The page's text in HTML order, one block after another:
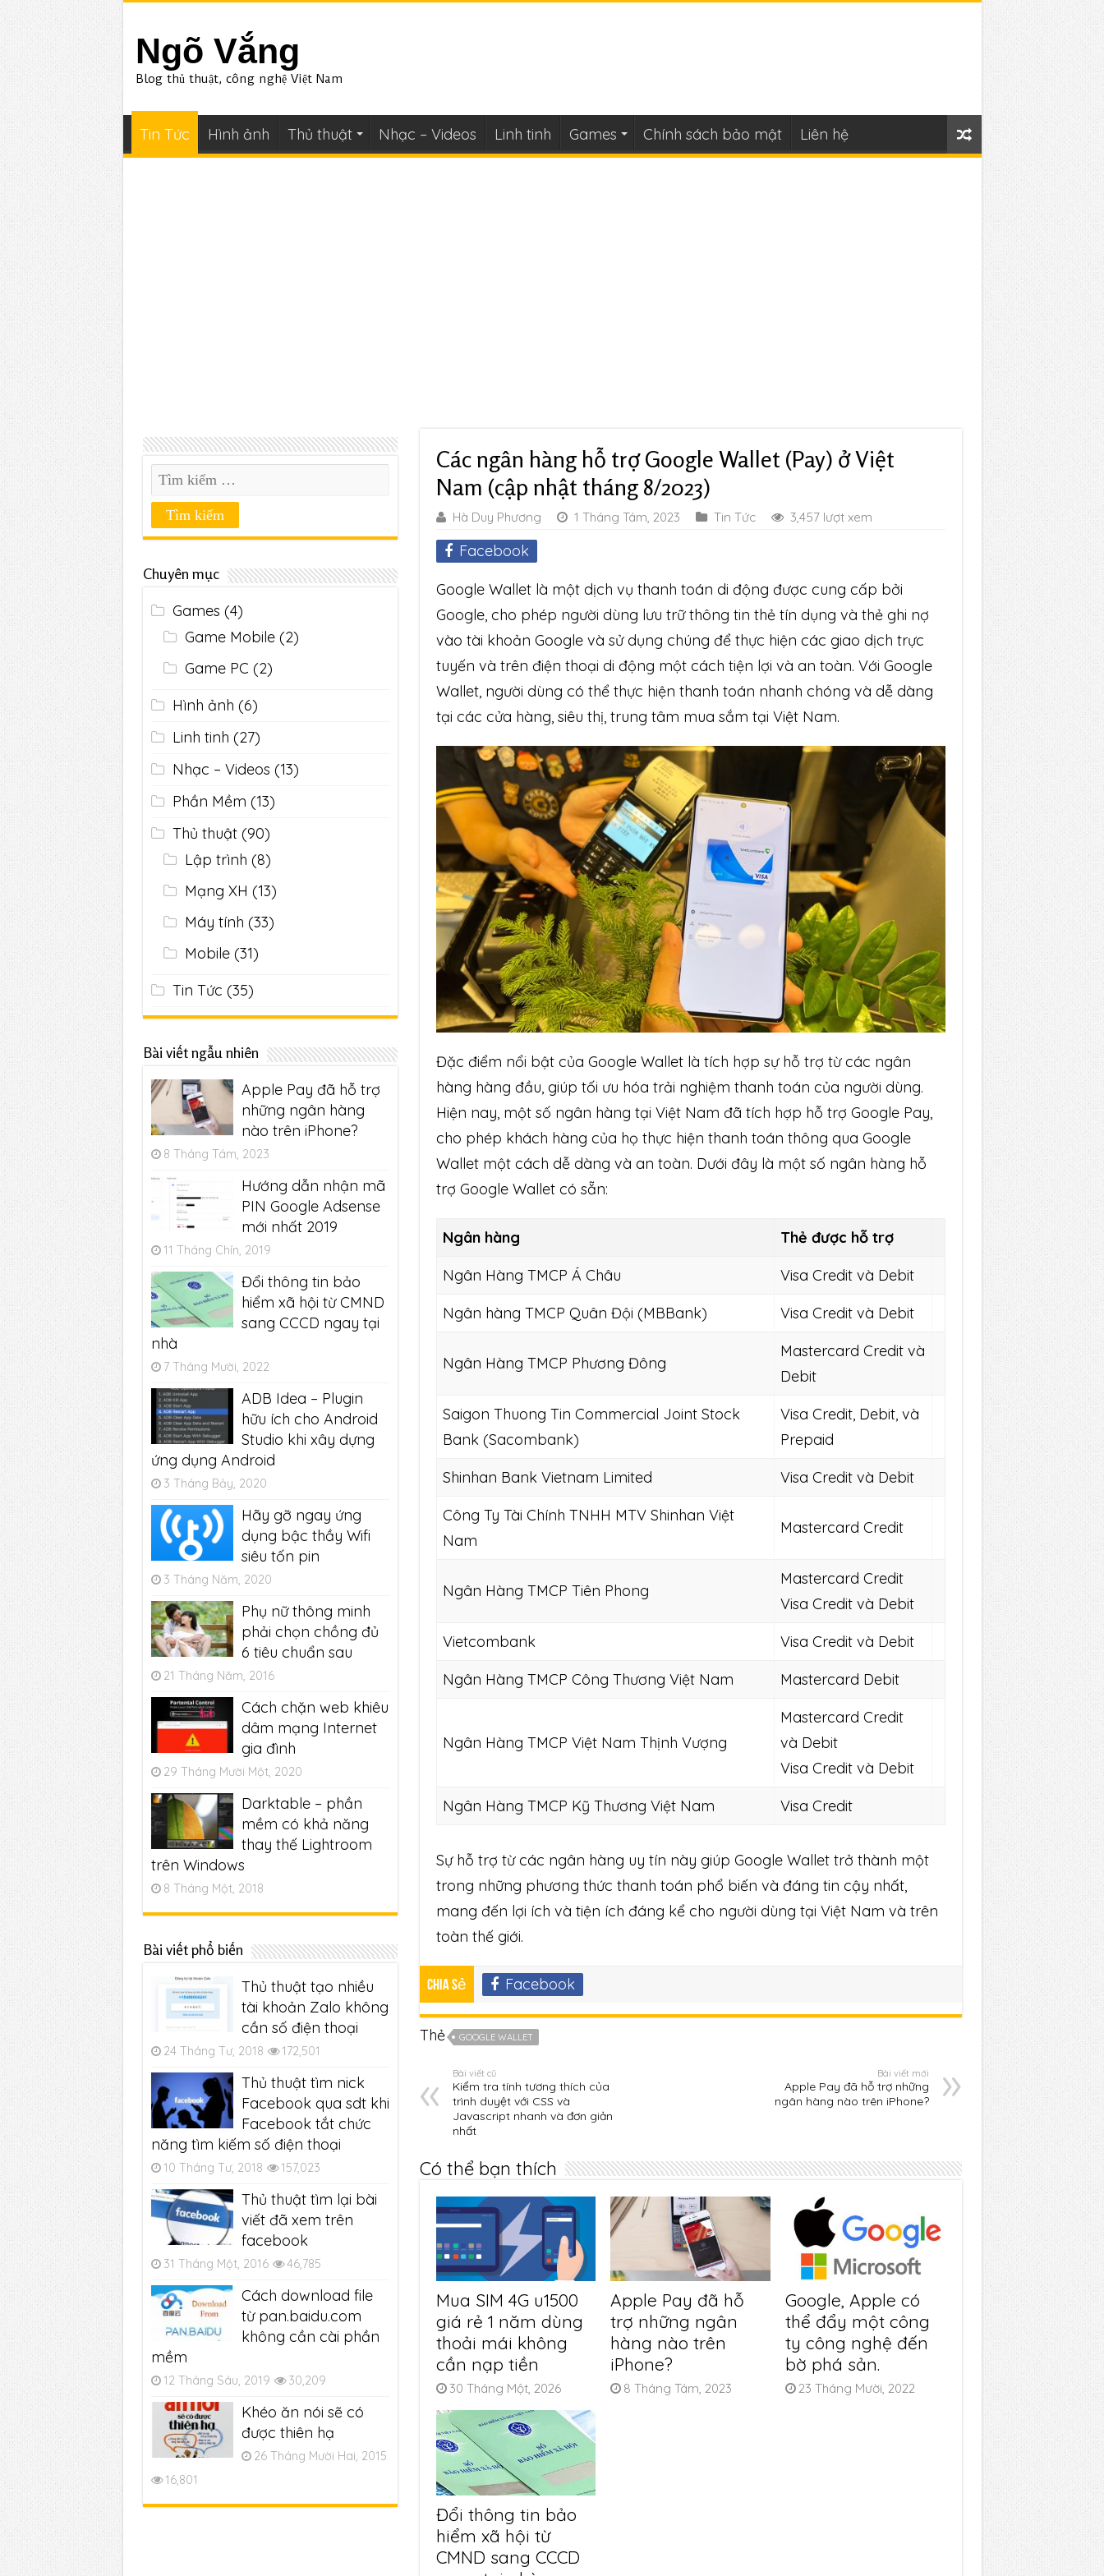
Ngõ Vắng
Blog thủ thuật, công nghệ Việt Nam
Tin Tức Hình ảnh Thủ thuật Nhạc – Videos Linh tinh Games Chính sách bảo mật Liên hệ
Các ngân hàng hỗ trợ Google Wallet (Pay) ở Việt
Nam (cập nhật tháng 8/2023)
Hà Duy Phương 1 Tháng Tám, 2023 Tin Tức 3,457 lượt xem
Facebook
Google Wallet là một dịch vụ thanh toán di động được cung cấp bởi
Google, cho phép người dùng lưu trữ thông tin thẻ tín dụng và thẻ ghi nợ
vào tài khoản Google và sử dụng chúng để thực hiện các giao dịch trực
tuyến và trên điện thoại di động một cách tiện lợi và an toàn. Với Google
Wallet, người dùng có thể thực hiện thanh toán nhanh chóng và dễ dàng
tại các cửa hàng, siêu thị, trung tâm mua sắm tại Việt Nam.
Đặc điểm nổi bật của Google Wallet là tích hợp sự hỗ trợ từ các ngân
hàng hàng đầu, giúp tối ưu hóa trải nghiệm thanh toán của người dùng.
Hiện nay, một số ngân hàng tại Việt Nam đã tích hợp hỗ trợ Google Pay,
cho phép khách hàng của họ thực hiện thanh toán thông qua Google
Wallet một cách dễ dàng và an toàn. Dưới đây là một số ngân hàng hỗ
trợ Google Wallet có sẵn:
Ngân hàng
Thẻ được hỗ trợ
Ngân Hàng TMCP Á Châu
Visa Credit và Debit
Ngân hàng TMCP Quân Đội (MBBank)
Visa Credit và Debit
Ngân Hàng TMCP Phương Đông
Mastercard Credit và
Debit
Saigon Thuong Tin Commercial Joint Stock
Bank (Sacombank)
Visa Credit, Debit, và
Prepaid
Shinhan Bank Vietnam Limited
Visa Credit và Debit
Công Ty Tài Chính TNHH MTV Shinhan Việt
Nam
Mastercard Credit
Ngân Hàng TMCP Tiên Phong
Mastercard Credit
Visa Credit và Debit
Vietcombank
Visa Credit và Debit
Ngân Hàng TMCP Công Thương Việt Nam
Mastercard Debit
Ngân Hàng TMCP Việt Nam Thịnh Vượng
Mastercard Credit
và Debit
Visa Credit và Debit
Ngân Hàng TMCP Kỹ Thương Việt Nam
Visa Credit
Sự hỗ trợ từ các ngân hàng uy tín này giúp Google Wallet trở thành một
trong những phương thức thanh toán phổ biến và đáng tin cậy nhất,
mang đến lợi ích và tiện ích đáng kể cho người dùng tại Việt Nam và trên
toàn thế giới.
Chia sẻ Facebook
Thẻ GOOGLE WALLET
Bài viết cũ
Kiểm tra tính tương thích của
trình duyệt với CSS và
Javascript nhanh và đơn giản
nhất
Bài viết mới
Apple Pay đã hỗ trợ những
ngân hàng nào trên iPhone?
Có thể bạn thích
Mua SIM 4G u1500
giá rẻ 1 năm dùng
thoải mái không
cần nạp tiền
30 Tháng Một, 2026
Apple Pay đã hỗ
trợ những ngân
hàng nào trên
iPhone?
8 Tháng Tám, 2023
Google, Apple có
thể đẩy một công
ty công nghệ đến
bờ phá sản.
23 Tháng Mười, 2022
Đổi thông tin bảo
hiểm xã hội từ
CMND sang CCCD
Chuyên mục
Games (4)
Game Mobile (2)
Game PC (2)
Hình ảnh (6)
Linh tinh (27)
Nhạc – Videos (13)
Phần Mềm (13)
Thủ thuật (90)
Lập trình (8)
Mạng XH (13)
Máy tính (33)
Mobile (31)
Tin Tức (35)
Bài viết ngẫu nhiên
Apple Pay đã hỗ trợ
những ngân hàng
nào trên iPhone?
8 Tháng Tám, 2023
Hướng dẫn nhận mã
PIN Google Adsense
mới nhất 2019
11 Tháng Chín, 2019
Đổi thông tin bảo
hiểm xã hội từ CMND
sang CCCD ngay tại
nhà
7 Tháng Mười, 2022
ADB Idea – Plugin
hữu ích cho Android
Studio khi xây dựng
ứng dụng Android
3 Tháng Bảy, 2020
Hãy gỡ ngay ứng
dụng bậc thầy Wifi
siêu tốn pin
3 Tháng Năm, 2020
Phụ nữ thông minh
phải chọn chồng đủ
6 tiêu chuẩn sau
21 Tháng Năm, 2016
Cách chặn web khiêu
dâm mạng Internet
gia đình
29 Tháng Mười Một, 2020
Darktable – phần
mềm có khả năng
thay thế Lightroom
trên Windows
8 Tháng Một, 2018
Bài viết phổ biến
Thủ thuật tạo nhiều
tài khoản Zalo không
cần số điện thoại
24 Tháng Tư, 2018 172,501
Thủ thuật tìm nick
Facebook qua sdt khi
Facebook tắt chức
năng tìm kiếm số điện thoại
10 Tháng Tư, 2018 157,023
Thủ thuật tìm lại bài
viết đã xem trên
facebook
31 Tháng Một, 2016 46,785
Cách download file
từ pan.baidu.com
không cần cài phần
mềm
12 Tháng Sáu, 2019 30,209
Khéo ăn nói sẽ có
được thiên hạ
26 Tháng Mười Hai, 2015
16,801